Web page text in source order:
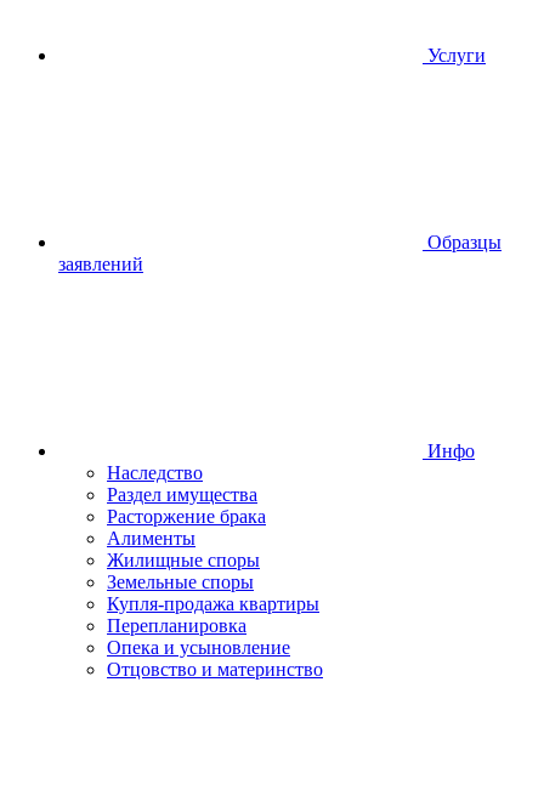
Услуги
Образцы
заявлений
Инфо
Наследство
Раздел имущества
Расторжение брака
Алименты
Жилищные споры
Земельные споры
Купля-продажа квартиры
Перепланировка
Опека и усыновление
Отцовство и материнство